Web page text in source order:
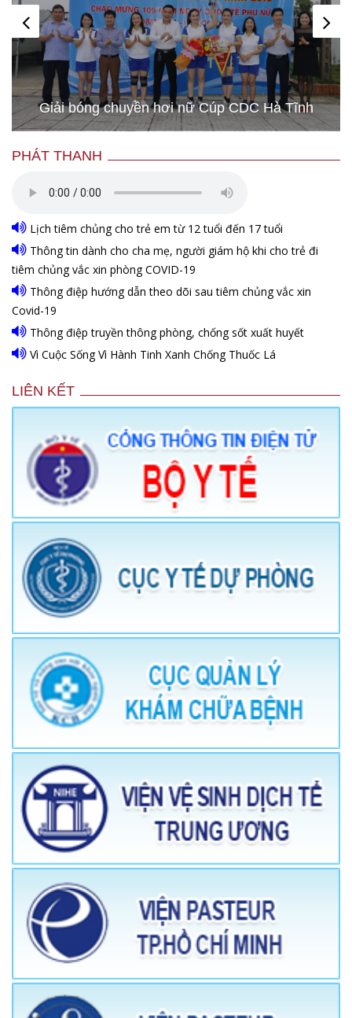
Hình ảnh những chú chó gây bão mạng với tài
lướt sóng như “dân chơi”
PHÁT THANH
Lịch tiêm chủng cho trẻ em từ 12 tuổi đến 17 tuổi
Thông tin dành cho cha mẹ, người giám hộ khi cho trẻ đi
tiêm chủng vắc xin phòng COVID-19
Thông điệp hướng dẫn theo dõi sau tiêm chủng vắc xin
Covid-19
Thông điệp truyền thông phòng, chống sốt xuất huyết
Vì Cuộc Sống Vì Hành Tinh Xanh Chống Thuốc Lá
LIÊN KẾT